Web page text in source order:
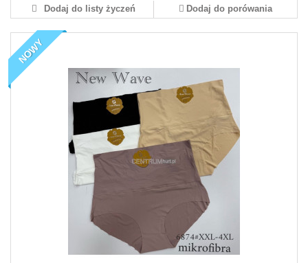
Dodaj do listy życzeń Dodaj do porówania
NOWY